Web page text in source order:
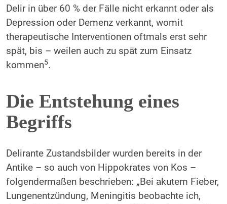
Delir in über 60 % der Fälle nicht erkannt oder als
Depression oder Demenz verkannt, womit
therapeutische Interventionen oftmals erst sehr
spät, bis – weilen auch zu spät zum Einsatz
kommen5.
Die Entstehung eines
Begriffs
Delirante Zustandsbilder wurden bereits in der
Antike – so auch von Hippokrates von Kos –
folgendermaßen beschrieben: „Bei akutem Fieber,
Lungenentzündung, Meningitis beobachte ich,